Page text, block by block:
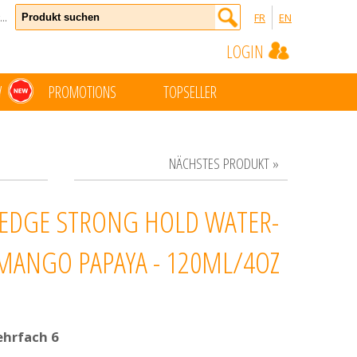
FR EN
LOGIN
PROMOTIONS TOPSELLER
NÄCHSTES PRODUKT »
STRONG HOLD WATER-
PAPAYA - 120ML/4OZ
6